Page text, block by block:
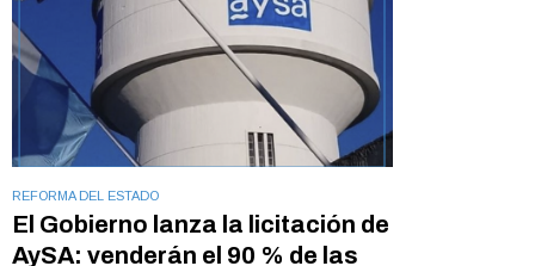
REFORMA DEL ESTADO
El Gobierno lanza la licitación de
AySA: venderán el 90 % de las